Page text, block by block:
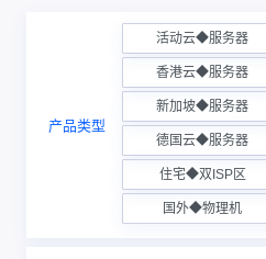
产品类型
活动云◆服务器
香港云◆服务器
新加坡◆服务器
德国云◆服务器
住宅◆双ISP区
国外◆物理机